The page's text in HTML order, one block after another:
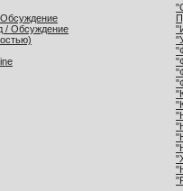
/ Обсуждение